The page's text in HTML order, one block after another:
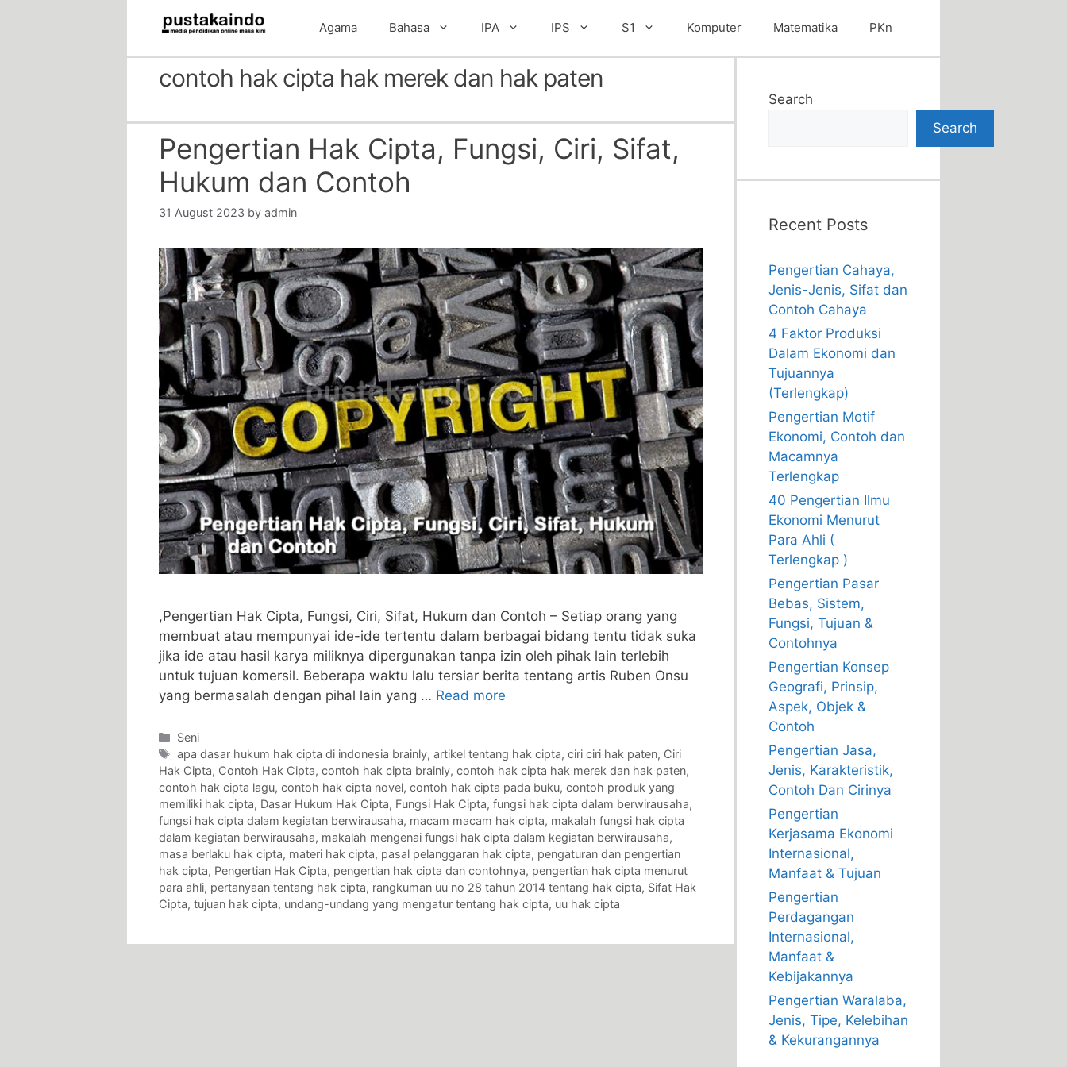
Agama Bahasa IPA IPS S1 Komputer Matematika PKn
contoh hak cipta hak merek dan hak paten
Pengertian Hak Cipta, Fungsi, Ciri, Sifat,
Hukum dan Contoh
31 August 2023 by admin
,Pengertian Hak Cipta, Fungsi, Ciri, Sifat, Hukum dan Contoh – Setiap orang yang
membuat atau mempunyai ide-ide tertentu dalam berbagai bidang tentu tidak suka
jika ide atau hasil karya miliknya dipergunakan tanpa izin oleh pihak lain terlebih
untuk tujuan komersil. Beberapa waktu lalu tersiar berita tentang artis Ruben Onsu
yang bermasalah dengan pihal lain yang … Read more
Categories
Seni
Tags
apa dasar hukum hak cipta di indonesia brainly,artikel tentang hak cipta,ciri ciri hak paten, Ciri
Hak Cipta, Contoh Hak Cipta, contoh hak cipta brainly, contoh hak cipta hak merek dan hak paten,
contoh hak cipta lagu, contoh hak cipta novel, contoh hak cipta pada buku, contoh produk yang
memiliki hak cipta, Dasar Hukum Hak Cipta, Fungsi Hak Cipta, fungsi hak cipta dalam berwirausaha,
fungsi hak cipta dalam kegiatan berwirausaha, macam macam hak cipta, makalah fungsi hak cipta
dalam kegiatan berwirausaha, makalah mengenai fungsi hak cipta dalam kegiatan berwirausaha,
masa berlaku hak cipta, materi hak cipta, pasal pelanggaran hak cipta, pengaturan dan pengertian
hak cipta, Pengertian Hak Cipta, pengertian hak cipta dan contohnya, pengertian hak cipta menurut
para ahli, pertanyaan tentang hak cipta, rangkuman uu no 28 tahun 2014 tentang hak cipta, Sifat Hak
Cipta, tujuan hak cipta, undang-undang yang mengatur tentang hak cipta, uu hak cipta
Search
Search
Recent Posts
Pengertian Cahaya,
Jenis-Jenis, Sifat dan
Contoh Cahaya
4 Faktor Produksi
Dalam Ekonomi dan
Tujuannya
(Terlengkap)
Pengertian Motif
Ekonomi, Contoh dan
Macamnya
Terlengkap
40 Pengertian Ilmu
Ekonomi Menurut
Para Ahli (
Terlengkap )
Pengertian Pasar
Bebas, Sistem,
Fungsi, Tujuan &
Contohnya
Pengertian Konsep
Geografi, Prinsip,
Aspek, Objek &
Contoh
Pengertian Jasa,
Jenis, Karakteristik,
Contoh Dan Cirinya
Pengertian
Kerjasama Ekonomi
Internasional,
Manfaat & Tujuan
Pengertian
Perdagangan
Internasional,
Manfaat &
Kebijakannya
Pengertian Waralaba,
Jenis, Tipe, Kelebihan
& Kekurangannya